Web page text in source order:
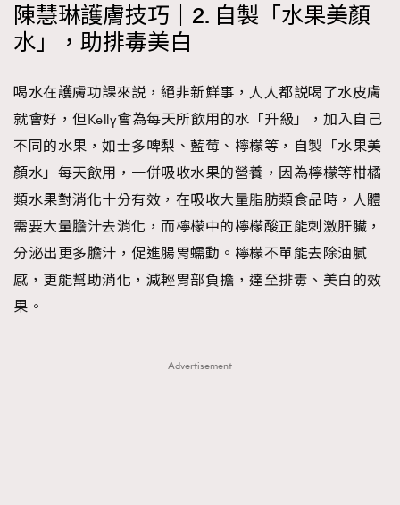
陳慧琳護膚技巧｜2. 自製「水果美顏
水」，助排毒美白
喝水在護膚功課來説，絕非新鮮事，人人都説喝了水皮膚
就會好，但Kelly會為每天所飲用的水「升級」，加入自己
不同的水果，如士多啤梨、藍莓、檸檬等，自製「水果美
顏水」每天飲用，一併吸收水果的營養，因為檸檬等柑橘
類水果對消化十分有效，在吸收大量脂肪類食品時，人體
需要大量膽汁去消化，而檸檬中的檸檬酸正能刺激肝臟，
分泌出更多膽汁，促進腸胃蠕動。檸檬不單能去除油膩
感，更能幫助消化，減輕胃部負擔，達至排毒、美白的效
果。
Advertisement